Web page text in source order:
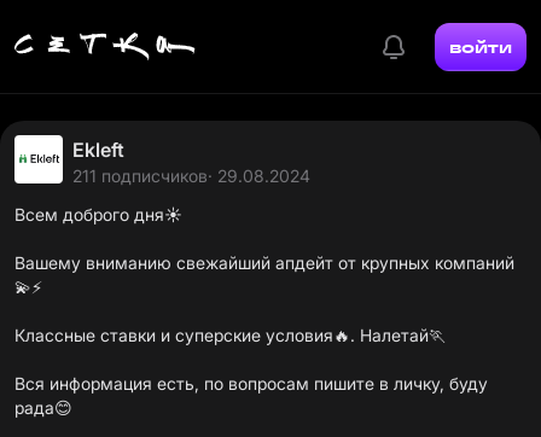
войти
Ekleft
211 подписчиков· 29.08.2024
Всем доброго дня☀️
Вашему вниманию свежайший апдейт от крупных компаний
💫⚡
Классные ставки и суперские условия🔥. Налетай🏃
Вся информация есть, по вопросам пишите в личку, буду
рада😊